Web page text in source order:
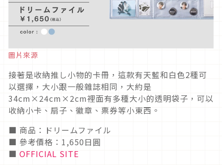
圖片來源
接著是收納推し小物的卡冊，這款有天藍和白色2種可
以選擇，大小跟一般雜誌相同，大約是
34cm×24cm×2cm裡面有多種大小的透明袋子，可以
收納小卡、扇子、徽章、票券等小東西。
■ 商品：ドリームファイル
■ 參考價格：1,650日圓
■ OFFICIAL SITE